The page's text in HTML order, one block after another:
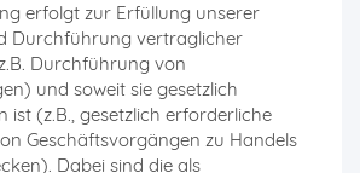
erfolgt zur Erfüllung unserer
Durchführung vertraglicher
Durchführung von
und soweit sie gesetzlich
ist (z.B., gesetzlich erforderliche
Geschäftsvorgängen zu Handels
Dabei sind die als